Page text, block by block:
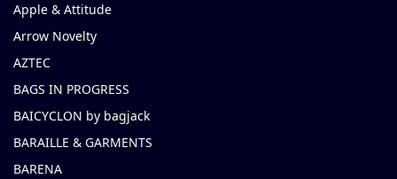
Apple & Attitude
Arrow Novelty
AZTEC
BAGS IN PROGRESS
BAICYCLON by bagjack
BARAILLE & GARMENTS
BARENA